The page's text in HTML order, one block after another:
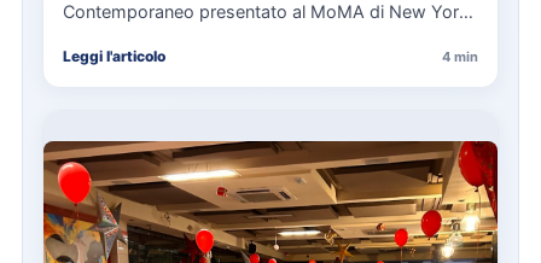
Contemporaneo presentato al MoMA di New York
Leggi l'articolo 4 min